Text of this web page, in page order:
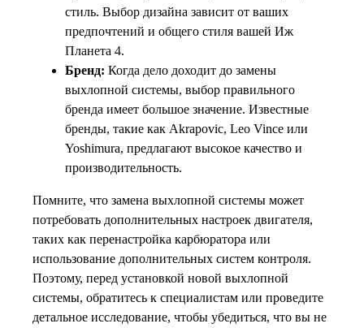
стиль. Выбор дизайна зависит от ваших
предпочтений и общего стиля вашей Иж
Планета 4.
Бренд: Когда дело доходит до замены
выхлопной системы, выбор правильного
бренда имеет большое значение. Известные
бренды, такие как Akrapovic, Leo Vince или
Yoshimura, предлагают высокое качество и
производительность.
Помните, что замена выхлопной системы может
потребовать дополнительных настроек двигателя,
таких как перенастройка карбюратора или
использование дополнительных систем контроля.
Поэтому, перед установкой новой выхлопной
системы, обратитесь к специалистам или проведите
детальное исследование, чтобы убедиться, что вы не